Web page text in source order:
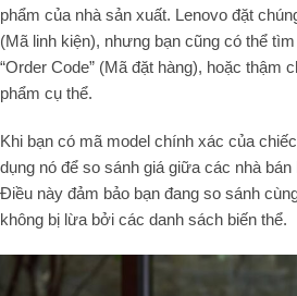
phẩm của nhà sản xuất. Lenovo đặt
(Mã linh kiện), nhưng bạn cũng có thể
“Order Code” (Mã đặt hàng), hoặc thậm
phẩm cụ thể.
Khi bạn có mã model chính xác của
dụng nó để so sánh giá giữa các nhà
Điều này đảm bảo bạn đang so sánh
không bị lừa bởi các danh sách biến thể.